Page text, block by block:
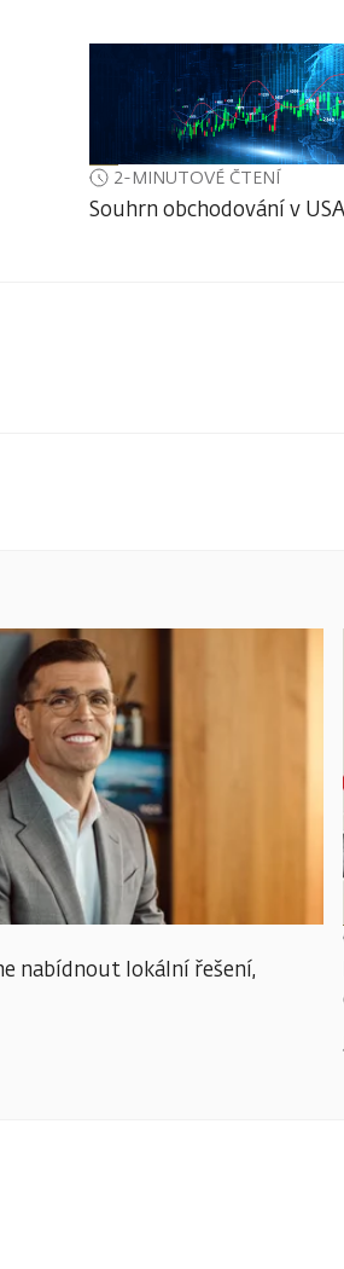
2-MINUTOVÉ ČTENÍ
Souhrn obchodování v USA
nabídnout lokální řešení,